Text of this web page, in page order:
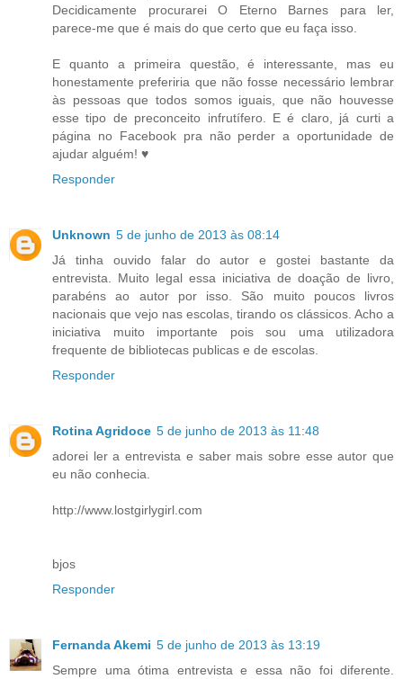
Decidicamente procurarei O Eterno Barnes para ler,
parece-me que é mais do que certo que eu faça isso.
E quanto a primeira questão, é interessante, mas eu
honestamente preferiria que não fosse necessário lembrar
às pessoas que todos somos iguais, que não houvesse
esse tipo de preconceito infrutífero. E é claro, já curti a
página no Facebook pra não perder a oportunidade de
ajudar alguém! ♥
Responder
Unknown 5 de junho de 2013 às 08:14
Já tinha ouvido falar do autor e gostei bastante da
entrevista. Muito legal essa iniciativa de doação de livro,
parabéns ao autor por isso. São muito poucos livros
nacionais que vejo nas escolas, tirando os clássicos. Acho a
iniciativa muito importante pois sou uma utilizadora
frequente de bibliotecas publicas e de escolas.
Responder
Rotina Agridoce 5 de junho de 2013 às 11:48
adorei ler a entrevista e saber mais sobre esse autor que
eu não conhecia.
http://www.lostgirlygirl.com
bjos
Responder
Fernanda Akemi 5 de junho de 2013 às 13:19
Sempre uma ótima entrevista e essa não foi diferente.